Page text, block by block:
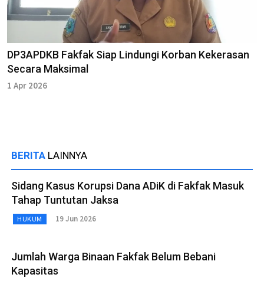
DP3APDKB Fakfak Siap Lindungi Korban Kekerasan
Secara Maksimal
1 Apr 2026
BERITA LAINNYA
Sidang Kasus Korupsi Dana ADiK di Fakfak Masuk
Tahap Tuntutan Jaksa
HUKUM 19 Jun 2026
Jumlah Warga Binaan Fakfak Belum Bebani
Kapasitas